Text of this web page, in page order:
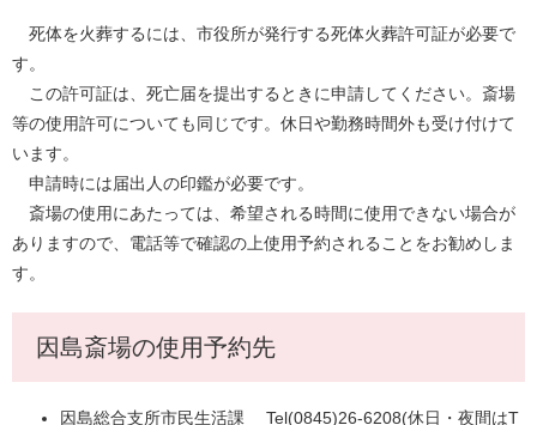
死体を火葬するには、市役所が発行する死体火葬許可証が必要で
す。
この許可証は、死亡届を提出するときに申請してください。斎場
等の使用許可についても同じです。休日や勤務時間外も受け付けて
います。
申請時には届出人の印鑑が必要です。
斎場の使用にあたっては、希望される時間に使用できない場合が
ありますので、電話等で確認の上使用予約されることをお勧めしま
す。
因島斎場の使用予約先
因島総合支所市民生活課 Tel(0845)26-6208(休日・夜間はT